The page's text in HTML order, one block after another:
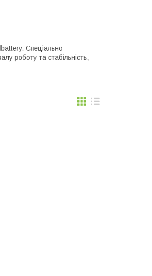
Спеціально
роботу та стабільність,